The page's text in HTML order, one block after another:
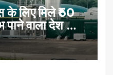
के लिए मिले ₹50
वाला देश का